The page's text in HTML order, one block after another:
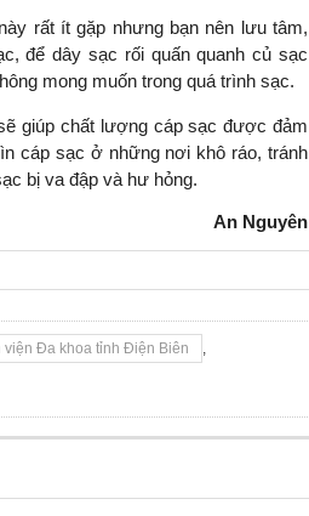
rất ít gặp nhưng bạn nên lưu tâm,
để dây sạc rối quấn quanh củ sạc
mong muốn trong quá trình sạc.
giúp chất lượng cáp sạc được đảm
cáp sạc ở những nơi khô ráo, tránh
bị va đập và hư hỏng.
An Nguyên
viện Đa khoa tỉnh Điện Biên ,